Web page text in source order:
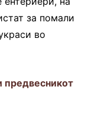
за помали
во
предвесникот